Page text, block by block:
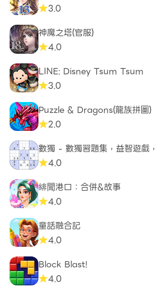
3.0
神魔之塔(官服)
4.0
LINE: Disney Tsum Tsum
3.0
Puzzle & Dragons(龍族拼圖)
2.0
數獨 - 數獨習題集，益智遊戲
4.0
緋聞港口：合併&故事
4.0
童話融合記
4.0
Block Blast!
4.0